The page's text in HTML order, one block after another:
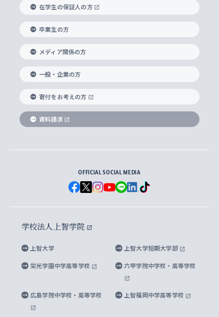
外国語学部
総合グローバル学部
国際教養学部
理工学部
Futures） – 持続可能な未来を考える６学科連携
思考と表現
データサイエンス
上智大学で学ぶ
海外で学ぶ
大学院
神学研究科
実践宗教学研究科
総合人間科学研究科
経済学研究科
グローバル・スタディーズ研究科
助産学専攻科
生涯学習
グローバル・コンサーン研究所
比較文化研究所
ヨーロッパ研究所
アジア文化研究所
アメリカ・カナダ研究所
メディア・ジャーナリズム研究所
水稀少社会研究センター
先進機械・構造材料イノベーションセンター
マイクロ波サイエンス研究センター
重点領域研究・自由課題研究
研究活動に関する法令・研究費の使用について
心身の健康相談
ハラスメント防止の取り組み
障がいのある学生への支援
キャリア形成サポート
キャリア形成支援プログラム
就職（内定先）・進路統計
企業の採用ご担当者様へのご案内
住まいのサポート
研究生・外国人特別研究生・国費留学生
交換留学生(海外大学から上智大学で学ぶ)
ノンディグリー生
Sophia Short-term Program受講生
学費・奨学金
学部入学前に出願する奨学金
国による高等教育の修学支援新制度
大学院生対象の奨学金
海外留学する際の費用と奨学金
上智大学の理念
上智大学の沿革
ソフィア・アーカイブズ
上智大学とカトリック
グローバルエンゲージメント
上智大学を訪れた世界の知性
国連Weeks・アフリカWeeks
ダイバーシティ＆サステナビリティへの取り組み
上智大学公式ソーシャルメディア
学校法人上智学院について
数字で見る上智大学
上智大学のネットワーク
父母・保証人とのネットワーク
学外とのネットワーク
上智大学の出版物
上智大学大学案内・大学院案内
英文広報誌 SOPHIA magazine
上智大学のビジュアル・アイデンティティ
上智大学ビジュアル・アイデンティティ
上智大学校歌 ・上智大学学生歌
上智大学への取材・キャンパスでの撮影について
上智大学の公開情報
上智大学の教育研究活動等の情報公表
内部質保証と自己点検・評価
キャンパス案内
四谷キャンパス 施設紹介
海外拠点
在学生の保証人の方
卒業生の方
メディア関係の方
一般・企業の方
寄付をお考えの方
資料請求
OFFICIAL SOCIAL MEDIA
学校法人上智学院
上智大学 上智大学短期大学部
栄光学園中学高等学校 六甲学院中学校・高等学校
広島学院中学校・高等学校 上智福岡中学高等学校